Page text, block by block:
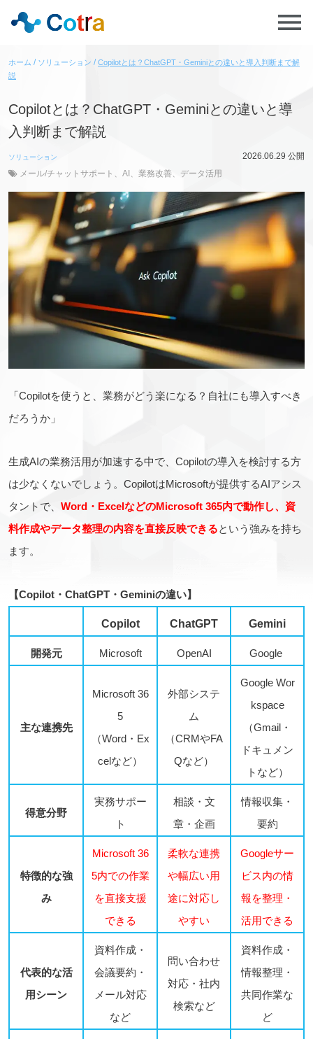
ホーム ソリューション
Copilotとは？ChatGPT・Geminiとの違いと導入判断まで解
説
Copilotとは？ChatGPT・Geminiとの違いと導
入判断まで解説
ソリューション 2026.06.29 公開
メール/チャットサポート 、 AI 、 業務改善、 データ活用
「Copilotを使うと、業務がどう楽になる？自社にも導入すべき
だろうか」
生成AIの業務活用が加速する中で、Copilotの導入を検討する方
は少なくないでしょう。CopilotはMicrosoftが提供するAIアシス
タントで、 Word・ExcelなどのMicrosoft 365内で動作し、資
料作成やデータ整理の内容を直接反映できるという強みを持ち
ます。
【Copilot・ChatGPT・Geminiの違い】
Copilot ChatGPT Gemini
開発元 Microsoft OpenAI Google
主な連携先
Microsoft 36
5
（Word・Ex
celなど）
外部システ
ム
（CRMやFA
Qなど）
Google Wor
kspace
（Gmail・
ドキュメン
トなど）
得意分野
実務サポー
ト
相談・文
章・企画
情報収集・
要約
特徴的な強
み
Microsoft 36
5内での作業
を直接支援
できる
柔軟な連携
や幅広い用
途に対応し
やすい
Googleサー
ビス内の情
報を整理・
活用できる
代表的な活
用シーン
資料作成・
会議要約・
メール対応
など
問い合わせ
対応・社内
検索など
資料作成・
情報整理・
共同作業な
ど